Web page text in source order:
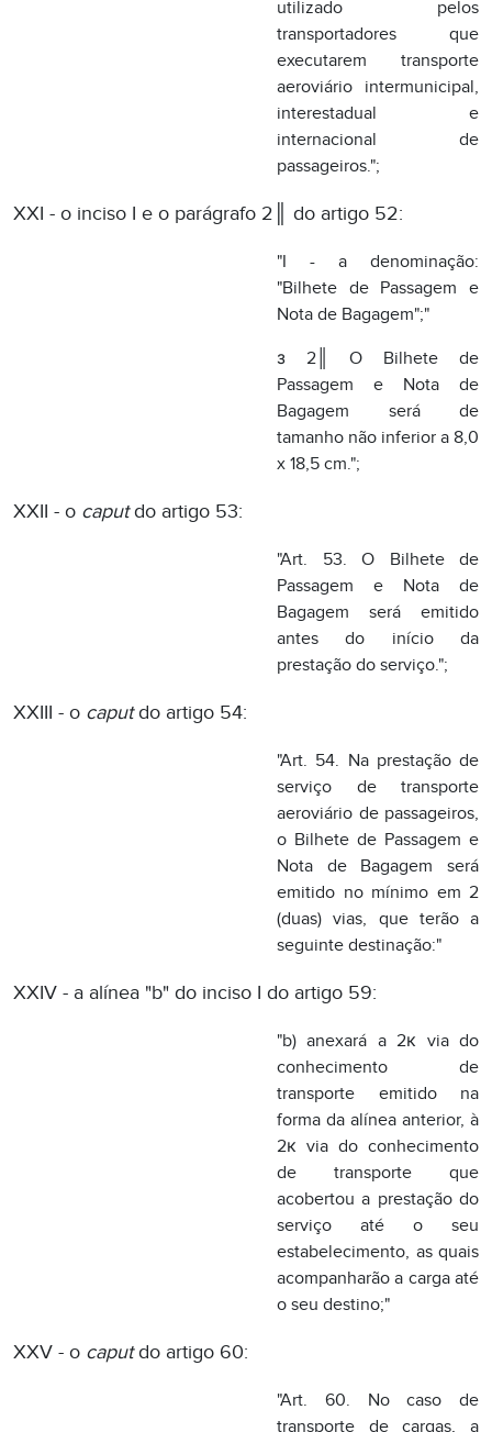
XXI - o inciso I e o parágrafo 2║ do artigo 52:
"I - a denominação:
"Bilhete de Passagem e
Nota de Bagagem";"
з 2║ O Bilhete de
Bagagem será de
x 18,5 cm.";
"Art. 53. O Bilhete de
Passagem e Nota de
Bagagem será emitido
antes do início da
prestação do serviço.";
XXIII - ocaput do artigo 54:
"Art. 54. Na prestação de
serviço de transporte
aeroviário de passageiros,
o Bilhete de Passagem e
Nota de Bagagem será
seguinte destinação:"
XXIV - a alínea "b" do inciso I do artigo 59:
"b) anexará a 2к via do
conhecimento de
transporte emitido na
forma da alínea anterior, à
2к via do conhecimento
de transporte que
acobertou a prestação do
serviço até o seu
estabelecimento, as quais
acompanharão a carga até
o seu destino;"
"Art. 60. No caso de
transporte de cargas, a
empresa transportadora
que contratar
transportador autônomo
meio de transporte
diverso do original, cujo